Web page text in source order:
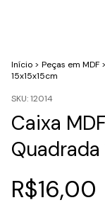
Início > Peças em MDF >
15x15x15cm
SKU:12014
Caixa
Quadrada
R$16,00